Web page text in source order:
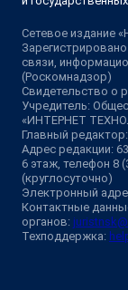
Сетевое издание
связи,
(Роскомнадзор)
Свидетельство о
Учредитель:
«ИНТЕРНЕТ
Главный
Адрес редакции:
6 этаж, телефон 8
(круглосуточно)
Электронный
Контактные
органов:
Техподдержка: